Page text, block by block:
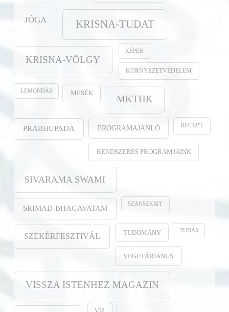
JÓGA KRISNA-TUDAT
KRISNA-VÖLGY
KÉPEK
KÖRNYEZETVÉDELEM
LEMONDÁS MESÉK
MKTHK
PRABHUPADA PROGRAMAJÁNLÓ RECEPT
RENDSZERES PROGRAMJAINK
SIVARAMA SWAMI
SRIMAD-BHAGAVATAM SZANSZKRIT
SZEKÉRFESZTIVÁL TUDOMÁNY TUDÁS
VEGETÁRIÁNUS
VISSZA ISTENHEZ MAGAZIN